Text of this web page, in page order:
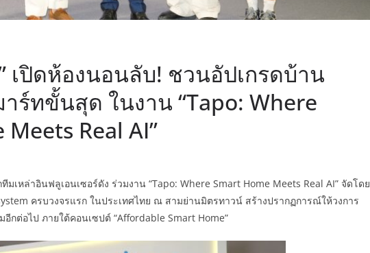
เปิดห้องนอนลับ! ชวนอัปเกรดบ้าน
ร์ทขั้นสุด ในงาน “Tapo: Where
Real AI”
หล่าอินฟลูเอนเซอร์ดัง ร่วมงาน “Tapo: Where Smart Home Meets Real AI” จัดโดย
ครบวงจรแรก ในประเทศไทย ณ สามย่านมิตรทาวน์ สร้างปรากฏการณ์ให้วงการ
อีกต่อไป ภายใต้คอนเซปต์ “Affordable Smart Home”